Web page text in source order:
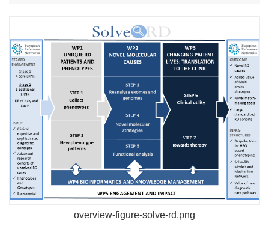
overview-figure-solve-rd.png